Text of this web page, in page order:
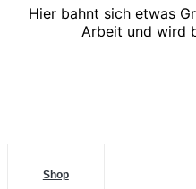
Hier bahnt sich etwas
Arbeit und wird
Shop